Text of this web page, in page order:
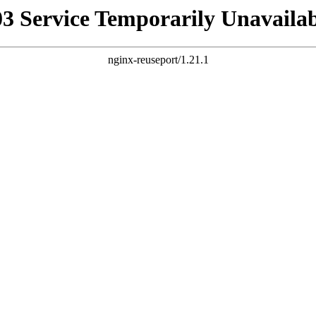
Service Temporarily
nginx-reuseport/1.21.1